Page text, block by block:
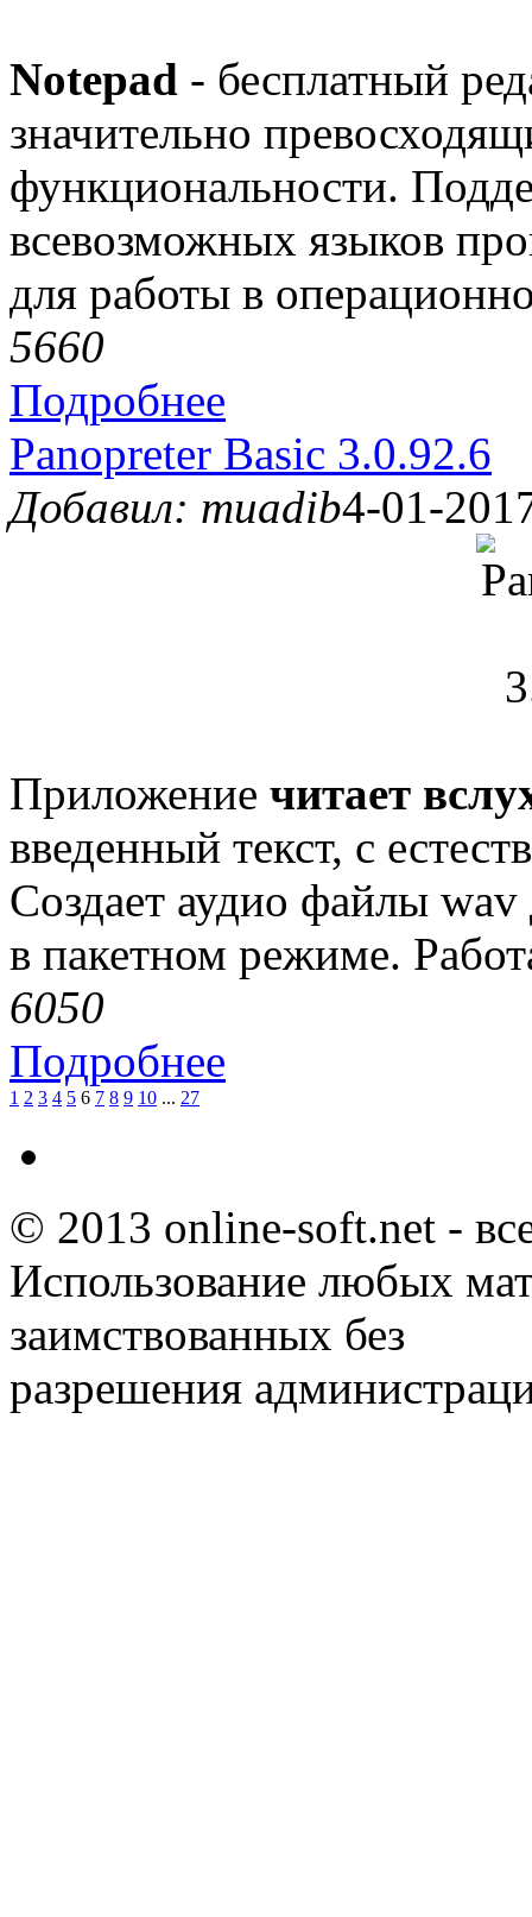
Notepad - бесплатный
значительно
функциональности.
всевозможных языков
для работы в
5660
Подробнее
Panopreter Basic 3.0.92.6
Добавил: muadib4-01-
Приложение читает
введенный текст, с
Создает аудио файлы
в пакетном режиме.
6050
Подробнее
1 2 3 4 5 6 7 8 9 10 ... 27
© 2013 online-soft.net -
Использование любых
заимствованных без
разрешения